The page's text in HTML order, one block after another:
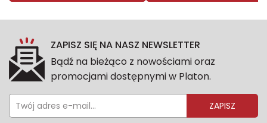
ZAPISZ SIĘ NA NASZ NEWSLETTER
Bądź na bieżąco z nowościami oraz
promocjami dostępnymi w Platon.
ZAPISZ